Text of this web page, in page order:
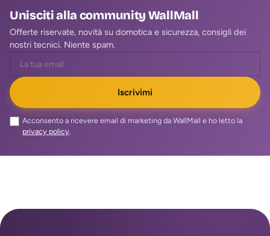
Unisciti alla community WallMall
Offerte riservate, novità su domotica e sicurezza, consigli dei
nostri tecnici. Niente spam.
Iscrivimi
Acconsento a ricevere email di marketing da WallMall e ho letto la
privacy policy.